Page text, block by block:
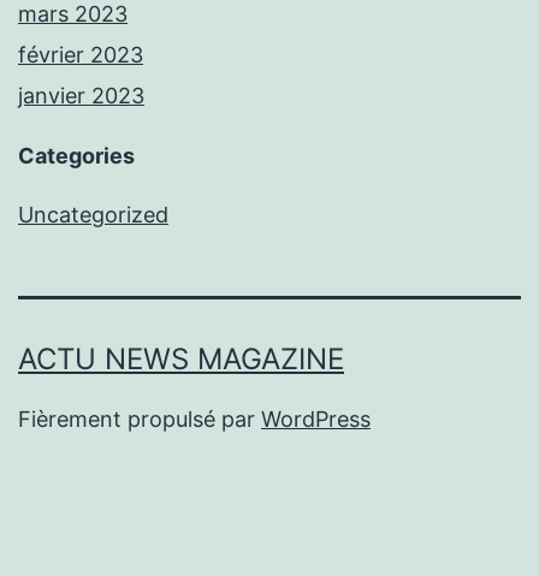
mars 2023
février 2023
janvier 2023
Categories
Uncategorized
ACTU NEWS MAGAZINE
Fièrement propulsé par WordPress